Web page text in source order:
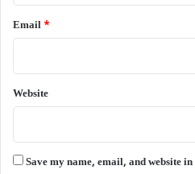
Email *
Website
Save my name, email, and website